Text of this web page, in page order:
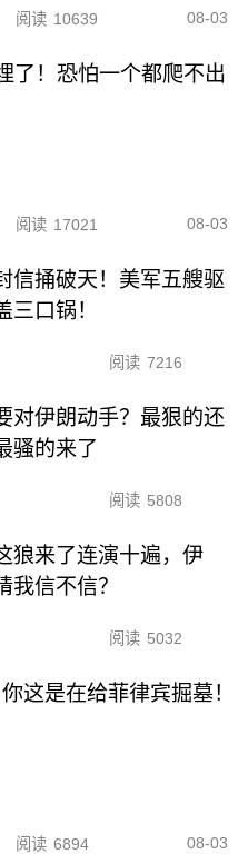
阅读 10639 08-03
了！恐怕一个都爬不出
阅读 17021 08-03
信捅破天！美军五艘驱
三口锅！
阅读 7216
对伊朗动手？最狠的还
骚的来了
阅读 5808
狼来了连演十遍，伊
我信不信？
阅读 5032
这是在给菲律宾掘墓！
阅读 6894 08-03